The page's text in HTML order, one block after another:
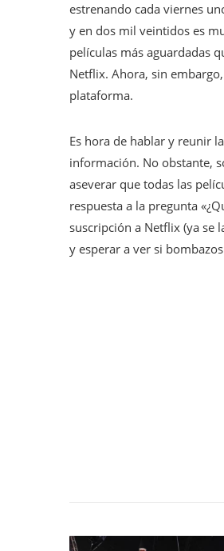
estrenando cada viernes
y en dos mil veintidos es
películas más aguardadas
Netflix. Ahora, sin
plataforma.
Es hora de hablar y reunir
información. No obstante,
aseverar que todas las
respuesta a la pregunta
suscripción a Netflix (ya se
y esperar a ver si